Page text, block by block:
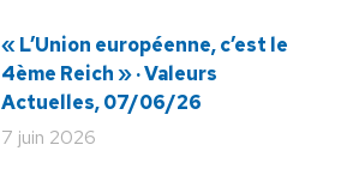
« L’Union européenne, c’est le
4ème Reich » · Valeurs
Actuelles, 07/06/26
7 juin 2026